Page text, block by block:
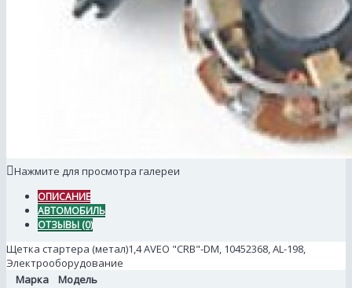
Нажмите для просмотра галереи
ОПИСАНИЕ
АВТОМОБИЛЬ
ОТЗЫВЫ (0)
Щетка стартера (метал)1,4 AVEO "CRB"-DM, 10452368, AL-198,
Электрооборудование
Марка
Модель